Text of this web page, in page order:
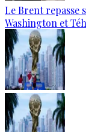
Le Brent repasse
Washington et